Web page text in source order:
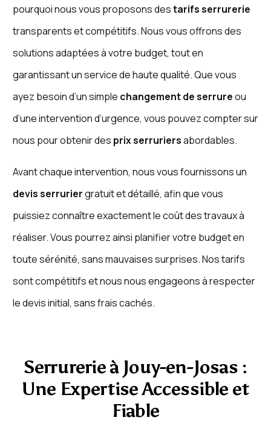
pourquoi nous vous proposons destarifs serrurerie
transparents et compétitifs. Nous vous offrons des
solutions adaptées à votre budget, tout en
garantissant un service de haute qualité. Que vous
ayez besoin d’un simple changement de serrureou
d’une intervention d’urgence, vous pouvez compter sur
nous pour obtenir des prix serruriersabordables.
Avant chaque intervention, nous vous fournissons un
devis serruriergratuit et détaillé, afin que vous
puissiez connaître exactement le coût des travaux à
réaliser. Vous pourrez ainsi planifier votre budget en
toute sérénité, sans mauvaises surprises. Nos tarifs
sont compétitifs et nous nous engageons à respecter
le devis initial, sans frais cachés.
Serrurerie à Jouy-en-Josas :
Une Expertise Accessible et
Fiable